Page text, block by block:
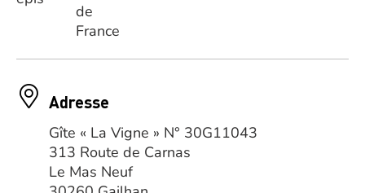
Adresse
Gîte « La Vigne » N° 30G11043
313 Route de Carnas
Le Mas Neuf